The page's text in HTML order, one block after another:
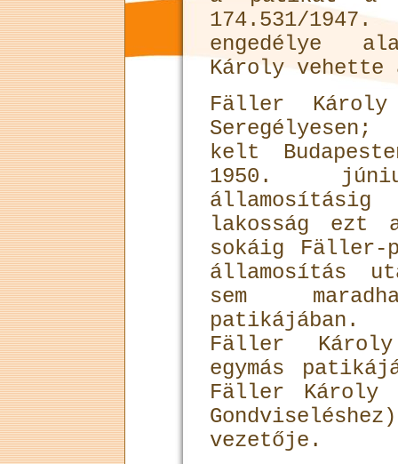
174.531/
engedélye
Károly
Fäller Károly
kelt
1950.
lakosság ezt
sokáig Fäller-
államosítás
sem
patikájában.
Fäller
egymás
Fäller Károly
vezetője.